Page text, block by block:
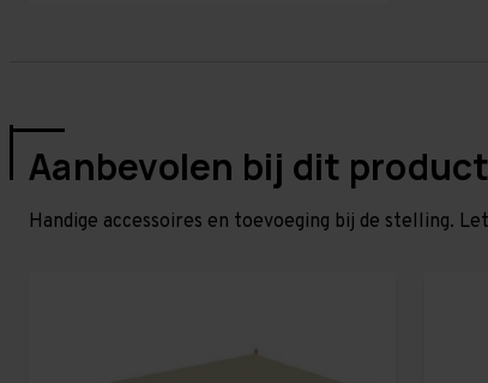
Aanbevolen bij dit product
Handige accessoires en toevoeging bij de stelling.